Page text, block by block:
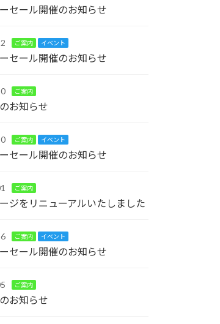
セール開催のお知らせ
ご案内 イベント
セール開催のお知らせ
ご案内
お知らせ
ご案内 イベント
セール開催のお知らせ
ご案内
ジをリニューアルいたしました
ご案内 イベント
セール開催のお知らせ
ご案内
お知らせ